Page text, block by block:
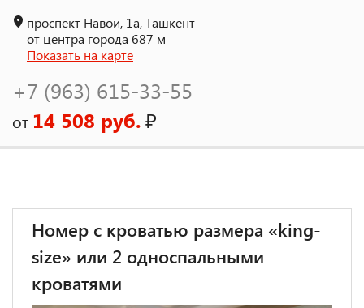
проспект Навои, 1а, Ташкент
от центра города 687 м
Показать на карте
+7 (963) 615-33-55
от 14 508 руб.₽
Номер с кроватью размера «king-
size» или 2 односпальными
кроватями